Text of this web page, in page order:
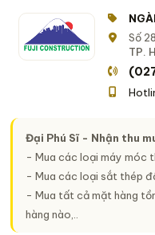
Số
TP.
Đại Phú Sĩ - Nhận thu
- Mua các loại máy móc
- Mua các loại sắt thép
- Mua tất cả mặt hàng
hàng nào,..